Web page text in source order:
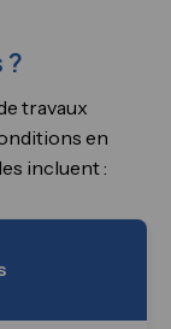
?
travaux
en
incluent :